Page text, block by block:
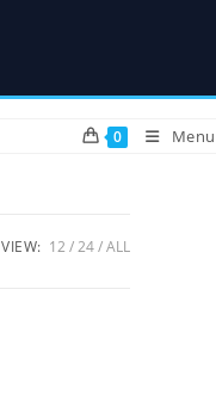
0 Menu
VIEW: 12 24 ALL